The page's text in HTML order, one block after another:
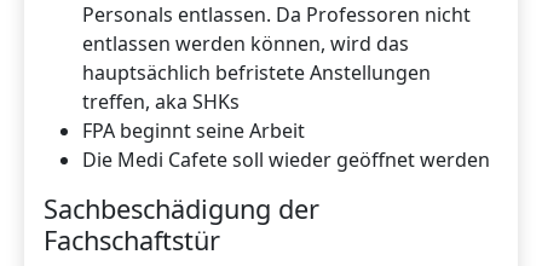
Personals entlassen. Da Professoren nicht
entlassen werden können, wird das
hauptsächlich befristete Anstellungen
treffen, aka SHKs
FPA beginnt seine Arbeit
Die Medi Cafete soll wieder geöffnet werden
Sachbeschädigung der
Fachschaftstür